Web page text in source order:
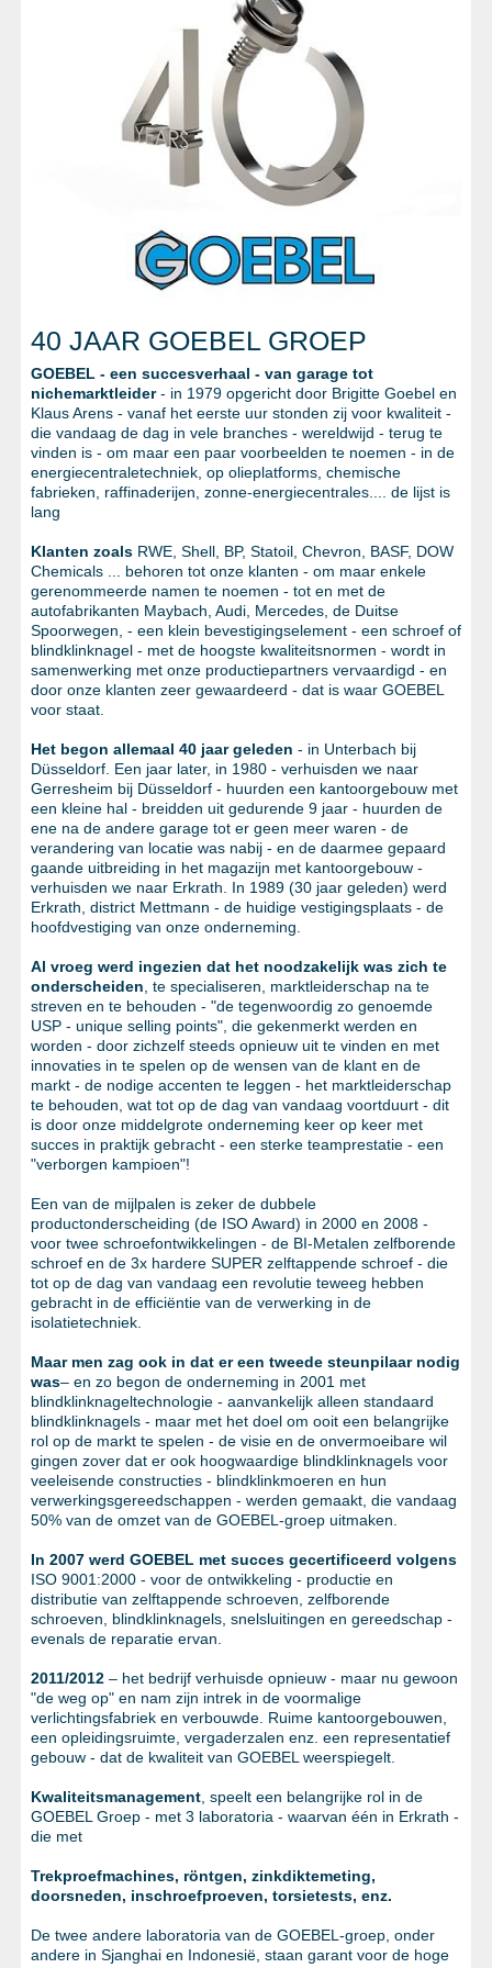
AANBIEDINGEN
%SALE%
40 JAAR GOEBEL GROEP
GOEBEL - een succesverhaal - van garage tot
nichemarktleider- in 1979 opgericht door Brigitte Goebel en
Klaus Arens - vanaf het eerste uur stonden zij voor kwaliteit -
die vandaag de dag in vele branches - wereldwijd - terug te
vinden is - om maar een paar voorbeelden te noemen - in de
energiecentraletechniek, op olieplatforms, chemische
fabrieken, raffinaderijen, zonne-energiecentrales.... de lijst is
lang
Klanten zoalsRWE, Shell, BP, Statoil, Chevron, BASF, DOW
Chemicals ... behoren tot onze klanten - om maar enkele
gerenommeerde namen te noemen - tot en met de
autofabrikanten Maybach, Audi, Mercedes, de Duitse
Spoorwegen, - een klein bevestigingselement - een schroef of
blindklinknagel - met de hoogste kwaliteitsnormen - wordt in
samenwerking met onze productiepartners vervaardigd - en
door onze klanten zeer gewaardeerd - dat is waar GOEBEL
voor staat.
Het begon allemaal 40 jaar geleden - in Unterbach bij
Düsseldorf. Een jaar later, in 1980 - verhuisden we naar
Gerresheim bij Düsseldorf - huurden een kantoorgebouw met
een kleine hal - breidden uit gedurende 9 jaar - huurden de
ene na de andere garage tot er geen meer waren - de
verandering van locatie was nabij - en de daarmee gepaard
gaande uitbreiding in het magazijn met kantoorgebouw -
verhuisden we naar Erkrath. In 1989 (30 jaar geleden) werd
Erkrath, district Mettmann - de huidige vestigingsplaats - de
hoofdvestiging van onze onderneming.
Al vroeg werd ingezien dat het noodzakelijk was zich te
onderscheiden, te specialiseren, marktleiderschap na te
streven en te behouden - "de tegenwoordig zo genoemde
USP - unique selling points", die gekenmerkt werden en
worden - door zichzelf steeds opnieuw uit te vinden en met
innovaties in te spelen op de wensen van de klant en de
markt - de nodige accenten te leggen - het marktleiderschap
te behouden, wat tot op de dag van vandaag voortduurt - dit
is door onze middelgrote onderneming keer op keer met
succes in praktijk gebracht - een sterke teamprestatie - een
"verborgen kampioen"!
Een van de mijlpalen is zeker de dubbele
productonderscheiding (de ISO Award) in 2000 en 2008 -
voor twee schroefontwikkelingen - de BI-Metalen zelfborende
schroef en de 3x hardere SUPER zelftappende schroef - die
tot op de dag van vandaag een revolutie teweeg hebben
gebracht in de efficiëntie van de verwerking in de
isolatietechniek.
Maar men zag ook in dat er een tweede steunpilaar nodig
was– en zo begon de onderneming in 2001 met
blindklinknageltechnologie - aanvankelijk alleen standaard
blindklinknagels - maar met het doel om ooit een belangrijke
rol op de markt te spelen - de visie en de onvermoeibare wil
gingen zover dat er ook hoogwaardige blindklinknagels voor
veeleisende constructies - blindklinkmoeren en hun
verwerkingsgereedschappen - werden gemaakt, die vandaag
50% van de omzet van de GOEBEL-groep uitmaken.
In 2007 werd GOEBEL met succes gecertificeerd volgens
ISO 9001:2000 - voor de ontwikkeling - productie en
distributie van zelftappende schroeven, zelfborende
schroeven, blindklinknagels, snelsluitingen en gereedschap -
evenals de reparatie ervan.
2011/2012– het bedrijf verhuisde opnieuw - maar nu gewoon
"de weg op" en nam zijn intrek in de voormalige
verlichtingsfabriek en verbouwde. Ruime kantoorgebouwen,
een opleidingsruimte, vergaderzalen enz. een representatief
gebouw - dat de kwaliteit van GOEBEL weerspiegelt.
Kwaliteitsmanagement, speelt een belangrijke rol in de
GOEBEL Groep - met 3 laboratoria - waarvan één in Erkrath -
die met
Trekproefmachines, röntgen, zinkdiktemeting,
doorsneden, inschroefproeven, torsietests, enz.
De twee andere laboratoria van de GOEBEL-groep, onder
andere in Sjanghai en Indonesië, staan garant voor de hoge